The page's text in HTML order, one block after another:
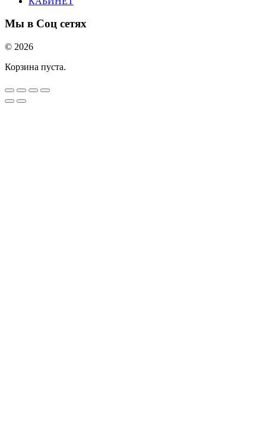
Мы в Соц сетях
© 2026
Корзина пуста.